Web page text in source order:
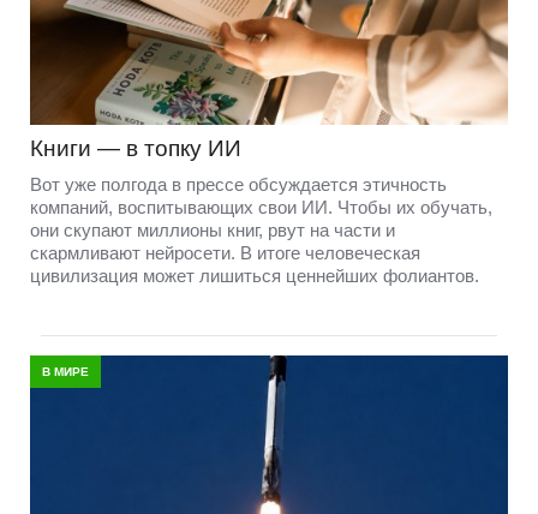
Книги — в топку ИИ
Вот уже полгода в прессе обсуждается этичность
компаний, воспитывающих свои ИИ. Чтобы их обучать,
они скупают миллионы книг, рвут на части и
скармливают нейросети. В итоге человеческая
цивилизация может лишиться ценнейших фолиантов.
В МИРЕ